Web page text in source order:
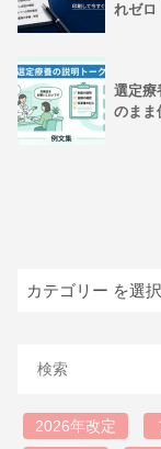
れゼロ
選定療
のまま
2026年改定